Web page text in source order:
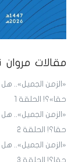
مقالات مروان
«الزمن الجميل».. هل
حقا»؟! الحلقة 1
«الزمن الجميل».. هل
حقا؟! الحلقة 2
«الزمن الجميل».. هل
حقا؟! الحلقة 3